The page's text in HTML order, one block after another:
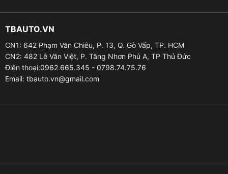
những thương hiệu Nhật Bản, sẽ mang đến cho
bạn một bầu không khí tuyệt vời nhất trên xe
thực sự đáng để thưởng thức.
✤ Với thiết kế độc đáo, ngoài xử lý làm sạch
không khí và tỏa hương thơm, thì còn điều
Đặc điểm nước hoa kẹp cửa gió Nhật Bản cho
TBAUTO.VN
CN1: 642 Phạm Văn Chiêu, P. 13, Q. Gò Vấp, TP. HCM
CN2: 482 Lê Văn Việt, P. Tăng Nhơn Phú A, TP Thủ Đức
Điện thoại:0962.665.345 - 0798.74.75.76
Email: tbauto.vn@gmail.com